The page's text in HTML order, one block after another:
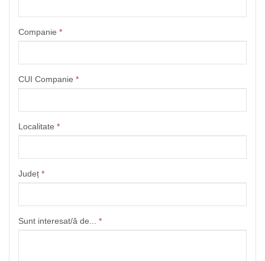
Companie *
CUI Companie *
Localitate *
Județ *
Sunt interesat/ă de... *